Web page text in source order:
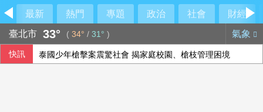
最新 熱門 專題 政治 社會
財經
臺北市 33° ( 34° / 31° ) 氣象
快訊 泰國少年槍擊案震驚社會 揭家庭校園、槍枝管理困境